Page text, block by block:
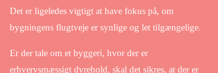
Det er ligeledes vigtigt at have fokus på, om
bygningens flugtveje er synlige og let tilgængelige.
Er der tale om et byggeri, hvor der er
erhvervsmæssigt dyrehold, skal det sikres, at der er